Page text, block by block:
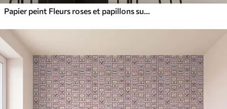
Papier peint Fleurs roses et papillons sur fond beige olive